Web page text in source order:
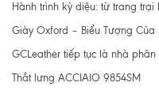
Hành trình kỳ diệu: từ trang
Giày Oxford – Biểu Tượng Của
GCLeather tiếp tục là nhà
Thắt lưng ACCIAIO 9854SM